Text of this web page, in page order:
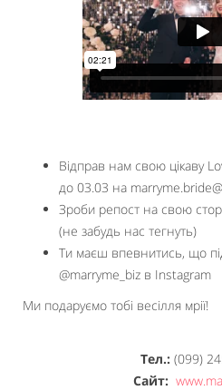
Відправ нам свою цікаву
до 03.03 на
Зроби репост на свою
(не забудь нас тегнуть)
Ти маєш впевнитись, що
@marryme_biz в Instagram
Ми подаруємо тобі весілля мрії!
Тел.:(099)
Сайт: